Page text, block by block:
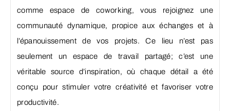
comme espace de coworking, vous rejoignez une
communauté dynamique, propice aux échanges et à
l’épanouissement de vos projets. Ce lieu n’est pas
seulement un espace de travail partagé; c’est une
véritable source d’inspiration, où chaque détail a été
conçu pour stimuler votre créativité et favoriser votre
productivité.